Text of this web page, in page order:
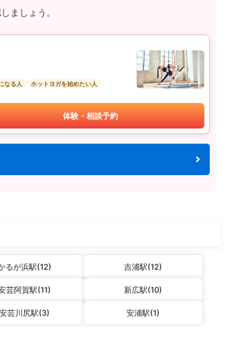
ましょう。
なる人
ホットヨガを始めたい人
体験・相談予約
るが浜駅(12) 吉浦駅(12)
芸阿賀駅(11) 新広駅(10)
安芸川尻駅(3) 安浦駅(1)